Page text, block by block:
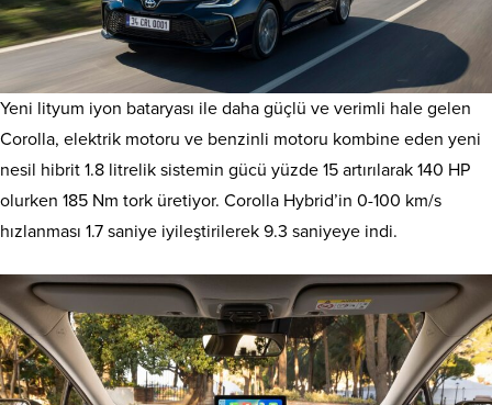
Yeni lityum iyon bataryası ile daha güçlü ve verimli hale gelen
Corolla, elektrik motoru ve benzinli motoru kombine eden yeni
nesil hibrit 1.8 litrelik sistemin gücü yüzde 15 artırılarak 140 HP
olurken 185 Nm tork üretiyor. Corolla Hybrid’in 0-100 km/s
hızlanması 1.7 saniye iyileştirilerek 9.3 saniyeye indi.